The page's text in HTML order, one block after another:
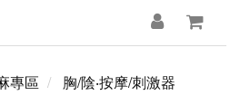
專區 胸/陰‧按摩/刺激器